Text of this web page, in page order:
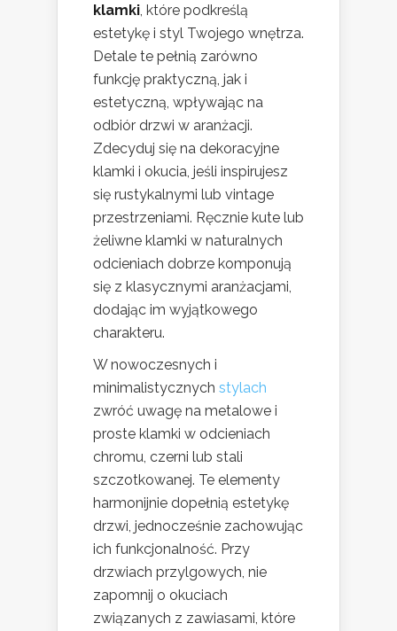
klamki, które podkreślą
estetykę i styl Twojego wnętrza.
Detale te pełnią zarówno
funkcję praktyczną, jak i
estetyczną, wpływając na
odbiór drzwi w aranżacji.
Zdecyduj się na dekoracyjne
klamki i okucia, jeśli inspirujesz
się rustykalnymi lub vintage
przestrzeniami. Ręcznie kute lub
żeliwne klamki w naturalnych
odcieniach dobrze komponują
się z klasycznymi aranżacjami,
dodając im wyjątkowego
charakteru.
W nowoczesnych i
minimalistycznych stylach
zwróć uwagę na metalowe i
proste klamki w odcieniach
chromu, czerni lub stali
szczotkowanej. Te elementy
harmonijnie dopełnią estetykę
drzwi, jednocześnie zachowując
ich funkcjonalność. Przy
drzwiach przylgowych, nie
zapomnij o okuciach
związanych z zawiasami, które